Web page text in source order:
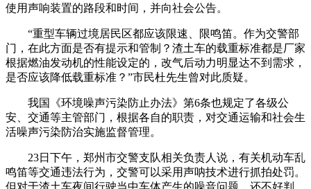
使用声响装置的路段和时间，并向社会公告。
“重型车辆过境居民区都应该限速、限鸣笛。作为交警部
门，在此方面是否有提示和管制？渣土车的载重标准都是厂家
根据燃油发动机的性能设定的，改气后动力明显达不到需求，
是否应该降低载重标准？”市民杜先生曾对此质疑。
我国《环境噪声污染防止办法》第6条也规定了各级公
安、交通等主管部门，根据各自的职责，对交通运输和社会生
活噪声污染防治实施监督管理。
23日下午，郑州市交警支队相关负责人说，有关机动车乱
鸣笛等交通违法行为，交警可以采用声呐技术进行抓拍处罚。